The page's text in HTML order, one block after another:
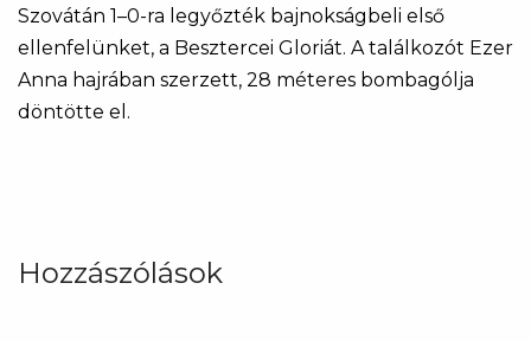
Szovátán 1–0-ra legyőzték bajnokságbeli első
ellenfelünket, a Besztercei Gloriát. A találkozót Ezer
Anna hajrában szerzett, 28 méteres bombagólja
döntötte el.
Hozzászólások